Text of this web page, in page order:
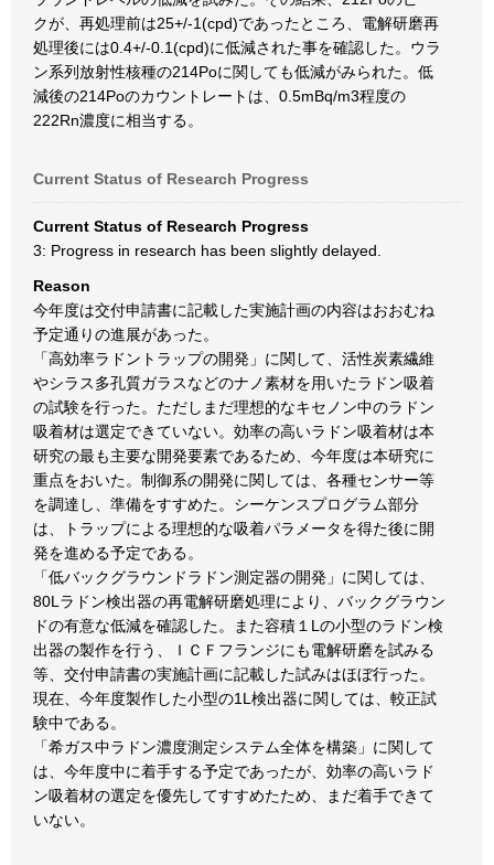
クが、再処理前は25+/-1(cpd)であったところ、電解研磨再
処理後には0.4+/-0.1(cpd)に低減された事を確認した。ウラ
ン系列放射性核種の214Poに関しても低減がみられた。低
減後の214Poのカウントレートは、0.5mBq/m3程度の
222Rn濃度に相当する。
Current Status of Research Progress
Current Status of Research Progress
3: Progress in research has been slightly delayed.
Reason
今年度は交付申請書に記載した実施計画の内容はおおむね
予定通りの進展があった。
「高効率ラドントラップの開発」に関して、活性炭素繊維
やシラス多孔質ガラスなどのナノ素材を用いたラドン吸着
の試験を行った。ただしまだ理想的なキセノン中のラドン
吸着材は選定できていない。効率の高いラドン吸着材は本
研究の最も主要な開発要素であるため、今年度は本研究に
重点をおいた。制御系の開発に関しては、各種センサー等
を調達し、準備をすすめた。シーケンスプログラム部分
は、トラップによる理想的な吸着パラメータを得た後に開
発を進める予定である。
「低バックグラウンドラドン測定器の開発」に関しては、
80Lラドン検出器の再電解研磨処理により、バックグラウン
ドの有意な低減を確認した。また容積１Lの小型のラドン検
出器の製作を行う、ＩＣＦフランジにも電解研磨を試みる
等、交付申請書の実施計画に記載した試みはほぼ行った。
現在、今年度製作した小型の1L検出器に関しては、較正試
験中である。
「希ガス中ラドン濃度測定システム全体を構築」に関して
は、今年度中に着手する予定であったが、効率の高いラド
ン吸着材の選定を優先してすすめたため、まだ着手できて
いない。